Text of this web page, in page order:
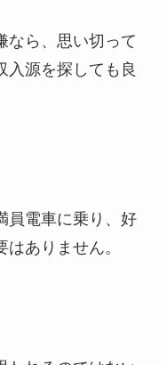
なら、思い切って
入源を探しても良
員電車に乗り、好
ありません。